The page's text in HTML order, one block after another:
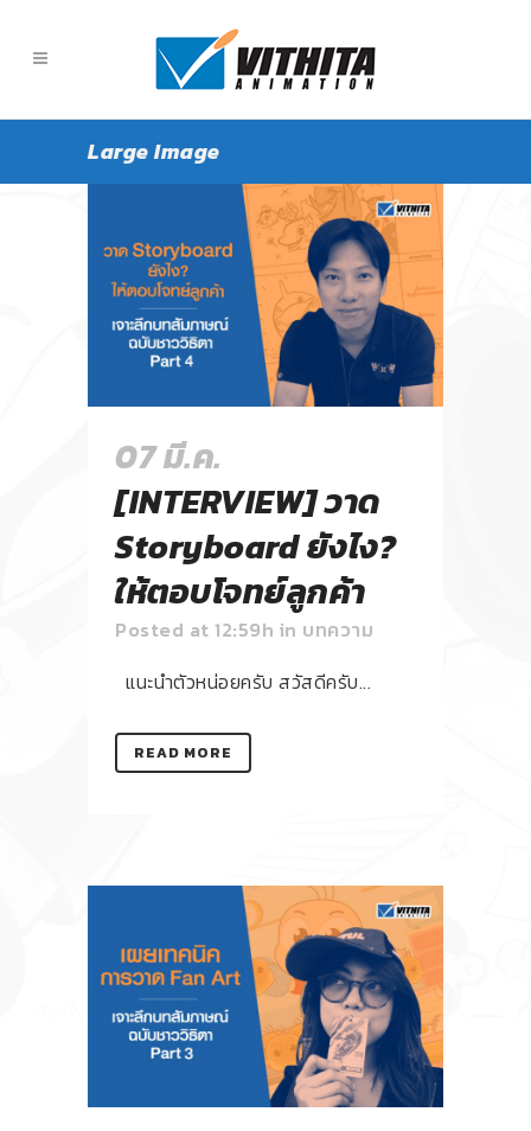
Large Image
07 มี.ค.
[INTERVIEW] วาด
Storyboard ยังไง?
ให้ตอบโจทย์ลูกค้า
Posted at 12:59h in บทความ
แนะนำตัวหน่อยครับ สวัสดีครับ...
READ MORE